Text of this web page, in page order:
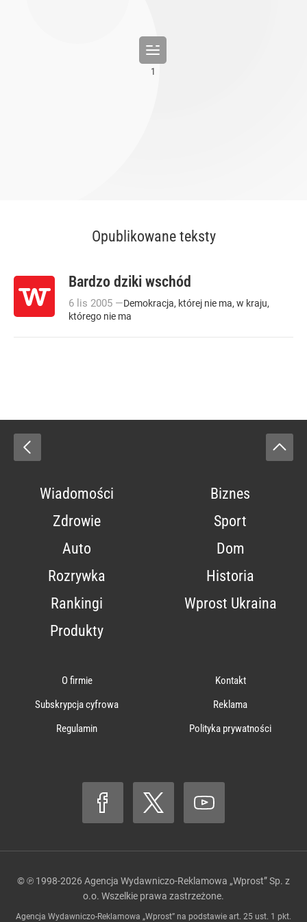
Opublikowane teksty
Bardzo dziki wschód
6 lis 2005 —Demokracja, której nie ma, w kraju,
którego nie ma
Wiadomości
Biznes
Zdrowie
Sport
Auto
Dom
Rozrywka
Historia
Rankingi
Wprost Ukraina
Produkty
O firmie
Kontakt
Subskrypcja cyfrowa
Reklama
Regulamin
Polityka prywatności
© ℗ 1998-2026 Agencja Wydawniczo-Reklamowa „Wprost” Sp. z
o.o. Wszelkie prawa zastrzeżone.
Agencja Wydawniczo-Reklamowa „Wprost” na podstawie art. 25 ust. 1 pkt.